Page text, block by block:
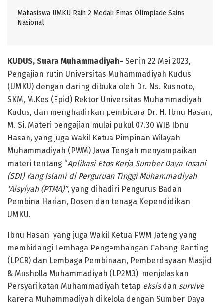
Mahasiswa UMKU Raih 2 Medali Emas Olimpiade Sains
Nasional
KUDUS, Suara Muhammadiyah- Senin 22 Mei 2023,
Pengajian rutin Universitas Muhammadiyah Kudus
(UMKU) dengan daring dibuka oleh Dr. Ns. Rusnoto,
SKM, M.Kes (Epid) Rektor Universitas Muhammadiyah
Kudus, dan menghadirkan pembicara Dr. H. Ibnu Hasan,
M. Si. Materi pengajian mulai pukul 07.30 WIB Ibnu
Hasan, yang juga Wakil Ketua Pimpinan Wilayah
Muhammadiyah (PWM) Jawa Tengah menyampaikan
materi tentang “Aplikasi Etos Kerja Sumber Daya Insani
(SDI) Yang Islamidi Perguruan Tinggi Muhammadiyah
‘Aisyiyah (PTMA)”, yang dihadiri Pengurus Badan
Pembina Harian, Dosen dan tenaga Kependidikan
UMKU.
Ibnu Hasan yang juga Wakil Ketua PWM Jateng yang
membidangi Lembaga Pengembangan Cabang Ranting
(LPCR) dan Lembaga Pembinaan, Pemberdayaan Masjid
& Musholla Muhammadiyah (LP2M3) menjelaskan
Persyarikatan Muhammadiyah tetap eksisdan survive
karena Muhammadiyah dikelola dengan Sumber Daya